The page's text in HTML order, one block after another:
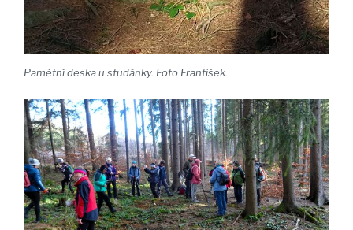
Pamětní deska u studánky. Foto František.